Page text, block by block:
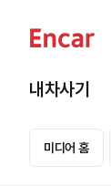
내차사기
미디어 홈